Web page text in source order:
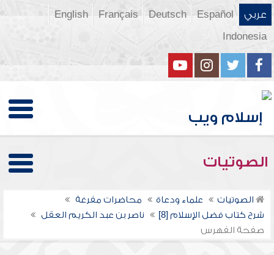
عربي Español
Deutsch
Français
English
Indonesia
الصوتيات
الصوتيات علماء ودعاة
محاضرات مفرغة
شرح كتاب فضل الإسلام [8]
ناصر بن عبد الكريم العقل
صفحة الفهرس